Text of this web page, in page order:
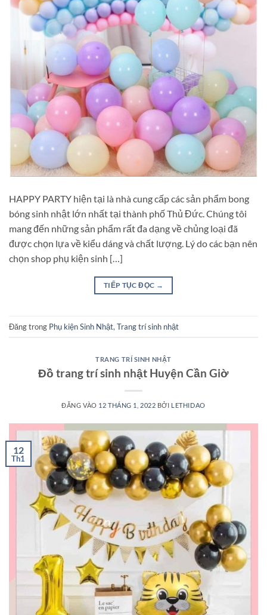
HAPPY PARTY hiện tại là nhà cung cấp các sản phẩm bong
bóng sinh nhật lớn nhất tại thành phố Thủ Đức. Chúng tôi
mang đến những sản phẩm rất đa dạng về chủng loại đã
được chọn lựa về kiểu dáng và chất lượng. Lý do các bạn nên
chọn shop phụ kiện sinh […]
TIẾP TỤC ĐỌC →
Đăng trong Phụ kiện Sinh Nhật, Trang trí sinh nhật
TRANG TRÍ SINH NHẬT
Đồ trang trí sinh nhật Huyện Cần Giờ
ĐĂNG VÀO 12 THÁNG 1, 2022 BỞI LETHIDAO
12
Th1